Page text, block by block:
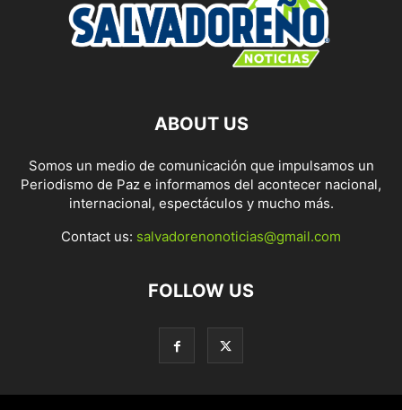
ABOUT US
Somos un medio de comunicación que impulsamos un
Periodismo de Paz e informamos del acontecer nacional,
internacional, espectáculos y mucho más.
Contact us: salvadorenonoticias@gmail.com
FOLLOW US